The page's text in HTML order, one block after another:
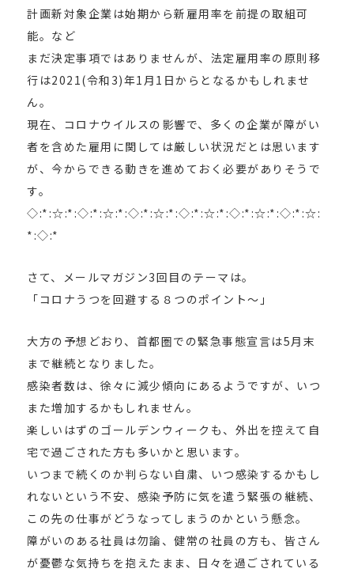
計画新対象企業は始期から新雇用率を前提の取組可
能。など
まだ決定事項ではありませんが、法定雇用率の原則移
行は2021(令和3)年1月1日からとなるかもしれませ
ん。
現在、コロナウイルスの影響で、多くの企業が障がい
者を含めた雇用に関しては厳しい状況だとは思います
が、今からできる動きを進めておく必要がありそうで
す。
◇:*:☆:*:◇:*:☆:*:◇:*:☆:*:◇:*:☆:*:◇:*:☆:*:◇:*:☆:
*:◇:*
さて、メールマガジン3回目のテーマは。
「コロナうつを回避する８つのポイント～」
大方の予想どおり、首都圏での緊急事態宣言は5月末
まで継続となりました。
感染者数は、徐々に減少傾向にあるようですが、いつ
また増加するかもしれません。
楽しいはずのゴールデンウィークも、外出を控えて自
宅で過ごされた方も多いかと思います。
いつまで続くのか判らない自粛、いつ感染するかもし
れないという不安、感染予防に気を遣う緊張の継続、
この先の仕事がどうなってしまうのかという懸念。
障がいのある社員は勿論、健常の社員の方も、皆さん
が憂鬱な気持ちを抱えたまま、日々を過ごされている